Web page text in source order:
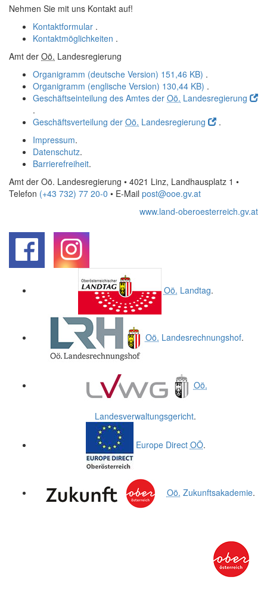
Nehmen Sie mit uns Kontakt auf!
Kontaktformular .
Kontaktmöglichkeiten .
Amt der Oö. Landesregierung
Organigramm (deutsche Version) 151,46 KB) .
Organigramm (englische Version) 130,44 KB) .
Geschäftseinteilung des Amtes der Oö. Landesregierung
.
Geschäftsverteilung der Oö. Landesregierung
.
Impressum.
Datenschutz.
Barrierefreiheit.
Amt der Oö. Landesregierung • 4021 Linz, Landhausplatz 1 •
Telefon (+43 732) 77 20-0 • E-Mail post@ooe.gv.at
www.land-oberoesterreich.gv.at
Oö. Landtag.
Oö. Landesrechnungshof.
Oö.
Landesverwaltungsgericht.
Europe Direct OÖ.
Oö. Zukunftsakademie.